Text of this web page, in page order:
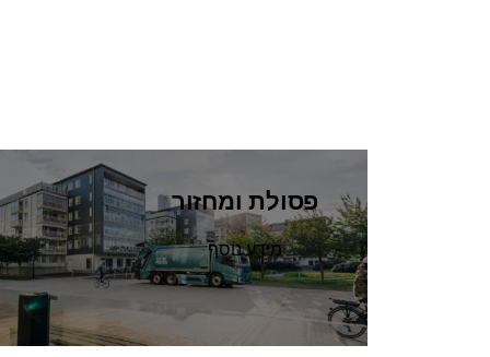
פסולת ומחזור
מידע נוסף